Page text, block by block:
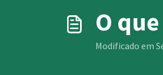
O
Modificado em